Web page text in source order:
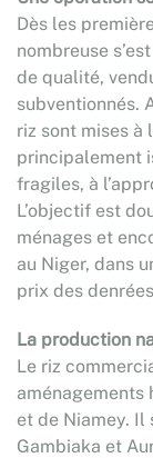
Dès les
nombreuse
de qualité,
subventionnés.
riz sont mises à
principalement
fragiles, à
L’objectif est
ménages et
au Niger, dans
prix des
La production
Le riz
aménagements
et de Niamey. Il
Gambiaka et